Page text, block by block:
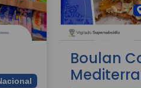
Boulan